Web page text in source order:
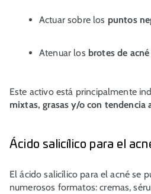
Actuar sobre los puntos
Atenuar los brotes de
Este activo está principalmente
mixtas, grasas y/o con tendencia
Ácido salicílico para el
El ácido salicílico para el acné se
numerosos formatos: cremas,